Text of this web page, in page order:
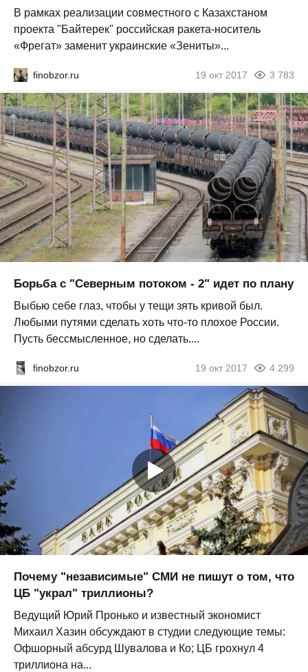
В рамках реализации совместного с Казахстаном
проекта "Байтерек" российская ракета-носитель
«Фрегат» заменит украинские «Зениты»...
finobzor.ru 19 окт 2017 3 783
Борьба с "Северным потоком - 2" идет по плану
Выбью себе глаз, чтобы у тещи зять кривой был.
Любыми путями сделать хоть что-то плохое России.
Пусть бессмысленное, но сделать....
finobzor.ru 19 окт 2017 4 299
Почему "независимые" СМИ не пишут о том, что
ЦБ "украл" триллионы?
Ведущий Юрий Пронько и известный экономист
Михаил Хазин обсуждают в студии следующие темы:
Офшорный абсурд Шувалова и Ко; ЦБ грохнул 4
триллиона на...